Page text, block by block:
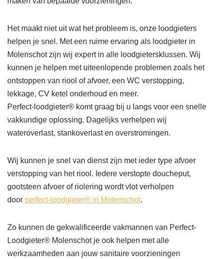
Het maakt niet uit wat het probleem is, onze loodgieters
helpen je snel. Met een ruime ervaring als loodgieter in
Molenschot zijn wij expert in alle loodgietersklussen. Wij
kunnen je helpen met uiteenlopende problemen zoals het
ontstoppen van riool of afvoer, een WC verstopping,
lekkage, CV ketel onderhoud en meer.
Perfect-loodgieter® komt graag bij u langs voor een snelle
vakkundige oplossing. Dagelijks verhelpen wij
wateroverlast, stankoverlast en overstromingen.
Wij kunnen je snel van dienst zijn met ieder type afvoer
verstopping van het riool. Iedere verstopte doucheput,
gootsteen afvoer of riolering wordt vlot verholpen
door perfect-loodgieter® in Molenschot.
Zo kunnen de gekwalificeerde vakmannen van Perfect-
Loodgieter® Molenschot je ook helpen met alle
werkzaamheden aan jouw sanitaire voorzieningen